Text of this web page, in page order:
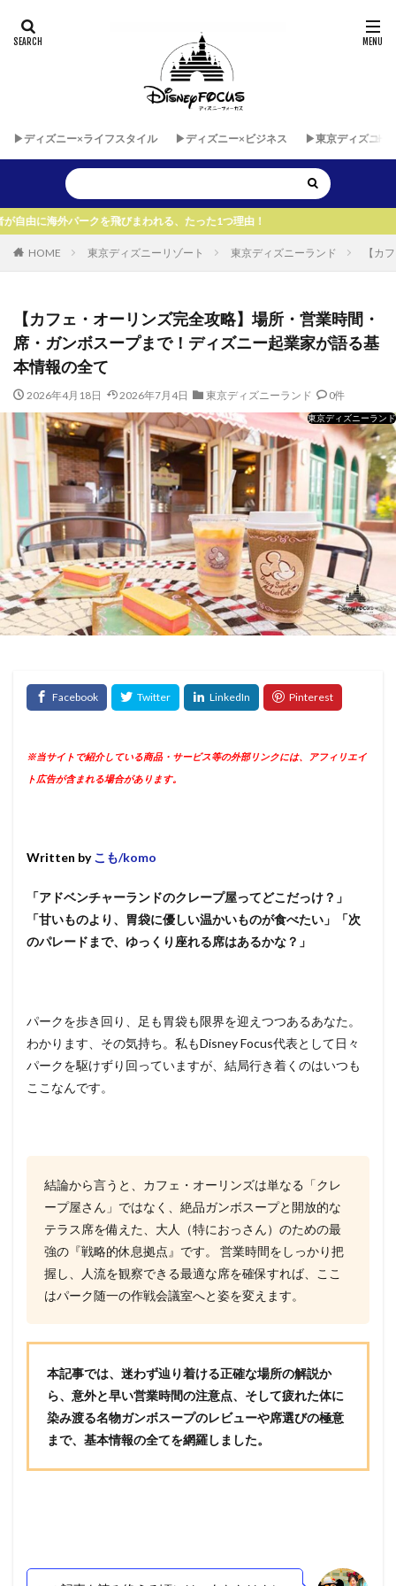
▶︎ディズニー×ライフスタイル ▶︎ディズニー×ビジネス ▶︎東京ディズニー
まわれる、たった1つ理由！
HOME 東京ディズニーリゾート 東京ディズニーランド 【カ
【カフェ・オーリンズ完全攻略】場所・営業時間・
席・ガンボスープまで！ディズニー起業家が語る基
本情報の全て
2026年4月18日 2026年7月4日 東京ディズニーランド 0件
東京ディズニーランド
※当サイトで紹介している商品・サービス等の外部リンクには、アフィリエイ
ト広告が含まれる場合があります。
Written by こも/komo
「アドベンチャーランドのクレープ屋ってどこだっけ？」
「甘いものより、胃袋に優しい温かいものが食べたい」「次
のパレードまで、ゆっくり座れる席はあるかな？」
パークを歩き回り、足も胃袋も限界を迎えつつあるあなた。
わかります、その気持ち。私もDisney Focus代表として日々
パークを駆けずり回っていますが、結局行き着くのはいつも
ここなんです。
結論から言うと、カフェ・オーリンズは単なる「クレ
ープ屋さん」ではなく、絶品ガンボスープと開放的な
テラス席を備えた、大人（特におっさん）のための最
強の『戦略的休息拠点』です。 営業時間をしっかり把
握し、人流を観察できる最適な席を確保すれば、ここ
はパーク随一の作戦会議室へと姿を変えます。
本記事では、迷わず辿り着ける正確な場所の解説か
ら、意外と早い営業時間の注意点、そして疲れた体に
染み渡る名物ガンボスープのレビューや席選びの極意
まで、基本情報の全てを網羅しました。